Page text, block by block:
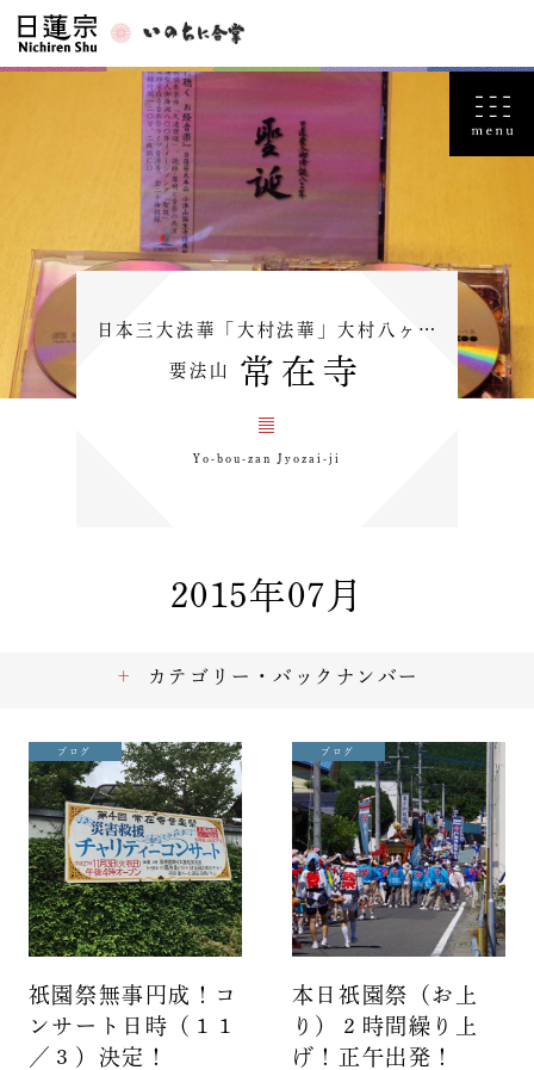
日本三大法華「大村法華」大村八ヶ…
要法山 常在寺
Yo-bou-zan Jyozai-ji
2015年07月
ブログ
祇園祭無事円成！コ
ンサート日時（１１
／３）決定！
ブログ
本日祇園祭（お上
り）２時間繰り上
げ！正午出発！
カテゴリー・バックナンバー